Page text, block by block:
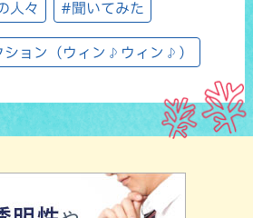
人々 #聞いてみた
ション（ウィン♪ウィン♪）